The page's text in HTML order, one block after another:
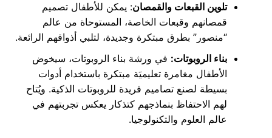
تلوين القبعات والقمصان: يمكن للأطفال تصميم
قمصانهم وقبعات الخاصة، المستوحاة من عالم
“منصور” بطرق مبتكرة وجديدة، لتلبي أذواقهم الرائعة.
بناء الروبوتات: في ورشة بناء الروبوتات، سيخوض
الأطفال مغامرة تعليميَة مبتكرة باستخدام أدوات
بسيطة لصنع تصاميم فريدة للروبوتات الذكية. ويُتاح
لهم الاحتفاظ بنماذجهم كتذكار يعكس تجربتهم في
عالم العلوم والتكنولوجيا.